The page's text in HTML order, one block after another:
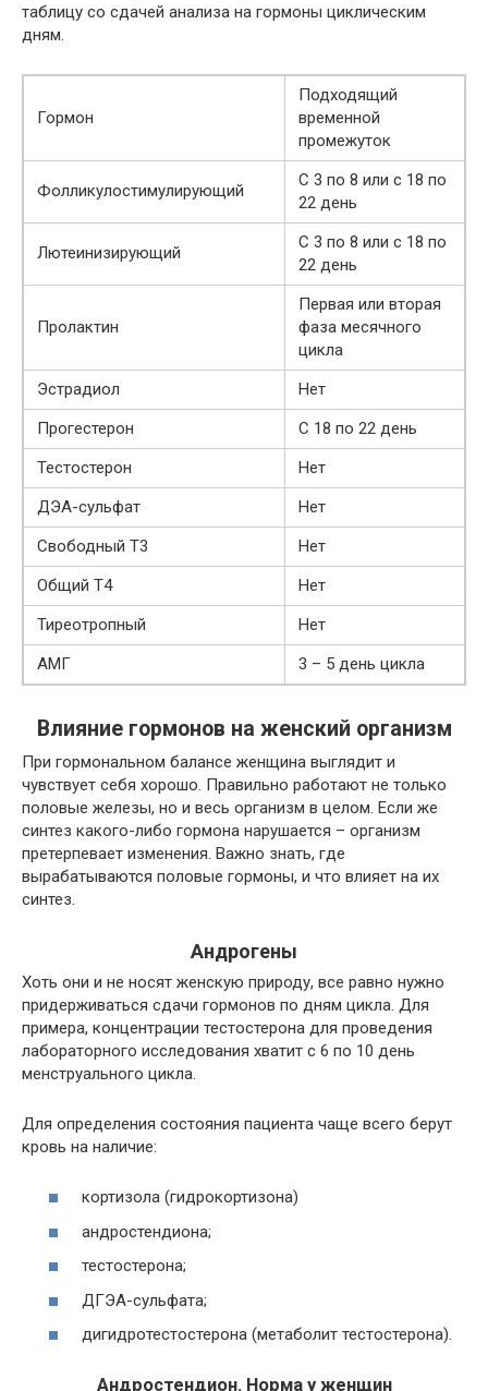
таблицу со сдачей анализа на гормоны циклическим
дням.
Гормон
Подходящий
временной
промежуток
Фолликулостимулирующий
С 3 по 8 или с 18 по
22 день
Лютеинизирующий
С 3 по 8 или с 18 по
22 день
Пролактин
Первая или вторая
фаза месячного
цикла
Эстрадиол
Нет
Прогестерон
С 18 по 22 день
Тестостерон
Нет
ДЭА-сульфат
Нет
Свободный Т3
Нет
Общий Т4
Нет
Тиреотропный
Нет
АМГ
3 – 5 день цикла
Влияние гормонов на женский организм
При гормональном балансе женщина выглядит и
чувствует себя хорошо. Правильно работают не только
половые железы, но и весь организм в целом. Если же
синтез какого-либо гормона нарушается – организм
претерпевает изменения. Важно знать, где
вырабатываются половые гормоны, и что влияет на их
синтез.
Андрогены
Хоть они и не носят женскую природу, все равно нужно
придерживаться сдачи гормонов по дням цикла. Для
примера, концентрации тестостерона для проведения
лабораторного исследования хватит с 6 по 10 день
менструального цикла.
Для определения состояния пациента чаще всего берут
кровь на наличие:
кортизола (гидрокортизона)
андростендиона;
тестостерона;
ДГЭА-сульфата;
дигидротестостерона (метаболит тестостерона).
Андростендион. Норма у женщин